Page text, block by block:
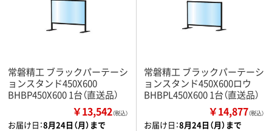
常磐精工 ブラックパーテーシ
ョンスタンド450X600
BHBP450X600 1台（直送品）
￥13,542（税込）
お届け日：8月24日（月）まで
常磐精工 ブラックパーテーシ
ョンスタンド450X600ロウ
BHBPL450X600 1台（直送品）
￥14,877（税込）
お届け日：8月24日（月）まで